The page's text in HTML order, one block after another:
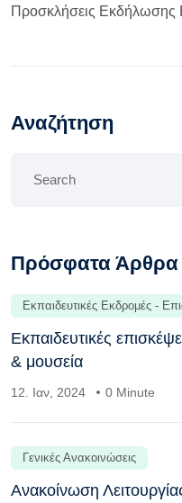
Προσκλήσεις Εκδήλωσης
Αναζήτηση
Πρόσφατα Άρθρα
Εκπαιδευτικές Εκδρομές -
Εκπαιδευτικές
& μουσεία
12. Ιαν, 2024 0 Minute
Γενικές Ανακοινώσεις
Ανακοίνωση